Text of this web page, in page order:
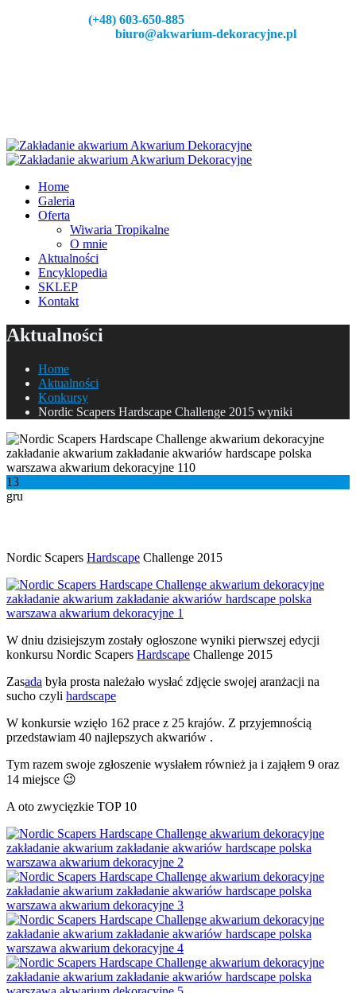
(+48) 603-650-885
biuro@akwarium-dekoracyjne.pl
Home
Galeria
Oferta
Wiwaria Tropikalne
O mnie
Aktualności
Encyklopedia
SKLEP
Kontakt
Aktualności
Home
Aktualności
Konkursy
Nordic Scapers Hardscape Challenge 2015 wyniki
13
gru
Nordic Scapers Hardscape Challenge 2015
W dniu dzisiejszym zostały ogłoszone wyniki pierwszej edycji
konkursu Nordic Scapers Hardscape Challenge 2015
Zasada była prosta należało wysłać zdjęcie swojej aranżacji na
sucho czyli hardscape
W konkursie wzięło 162 prace z 25 krajów. Z przyjemnością
przedstawiam 40 najlepszych akwariów .
Tym razem swoje zgłoszenie wysłałem również ja i zająłem 9 oraz
14 miejsce 😉
A oto zwycięzkie TOP 10